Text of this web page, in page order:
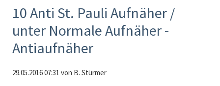
10 Anti St. Pauli Aufnäher /
unter Normale Aufnäher -
Antiaufnäher
29.05.2016 07:31 von B. Stürmer